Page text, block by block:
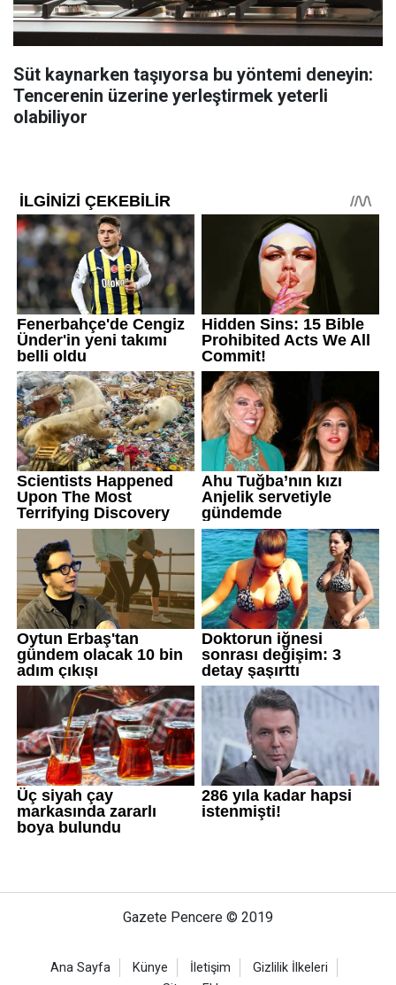
Süt kaynarken taşıyorsa bu yöntemi deneyin:
Tencerenin üzerine yerleştirmek yeterli
olabiliyor
Gazete Pencere © 2019
Ana Sayfa Künye İletişim
Gizlilik İlkeleri